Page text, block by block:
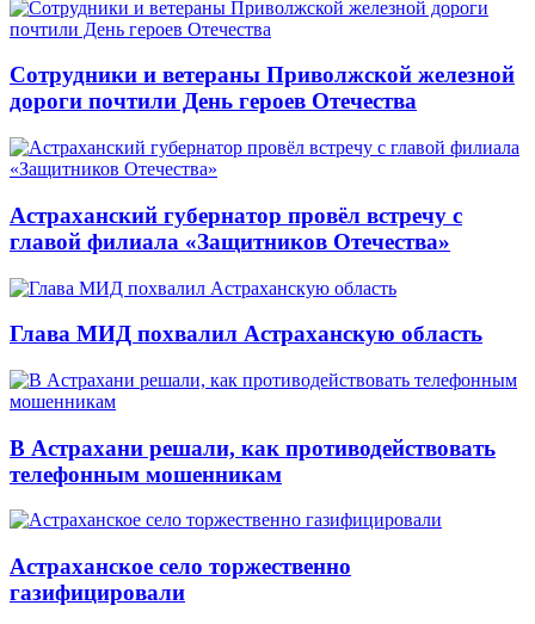
Сотрудники и ветераны Приволжской железной
дороги почтили День героев Отечества
Астраханский губернатор провёл встречу с
главой филиала «Защитников Отечества»
Глава МИД похвалил Астраханскую область
В Астрахани решали, как противодействовать
телефонным мошенникам
Астраханское село торжественно
газифицировали